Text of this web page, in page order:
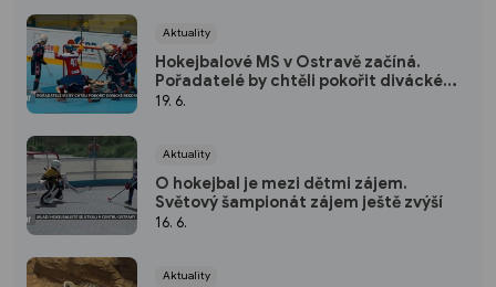
Aktuality
Hokejbalové MS v Ostravě začíná.
Pořadatelé by chtěli pokořit divácké
rekordy
19. 6.
Aktuality
O hokejbal je mezi dětmi zájem.
Světový šampionát zájem ještě zvýší
16. 6.
Aktuality